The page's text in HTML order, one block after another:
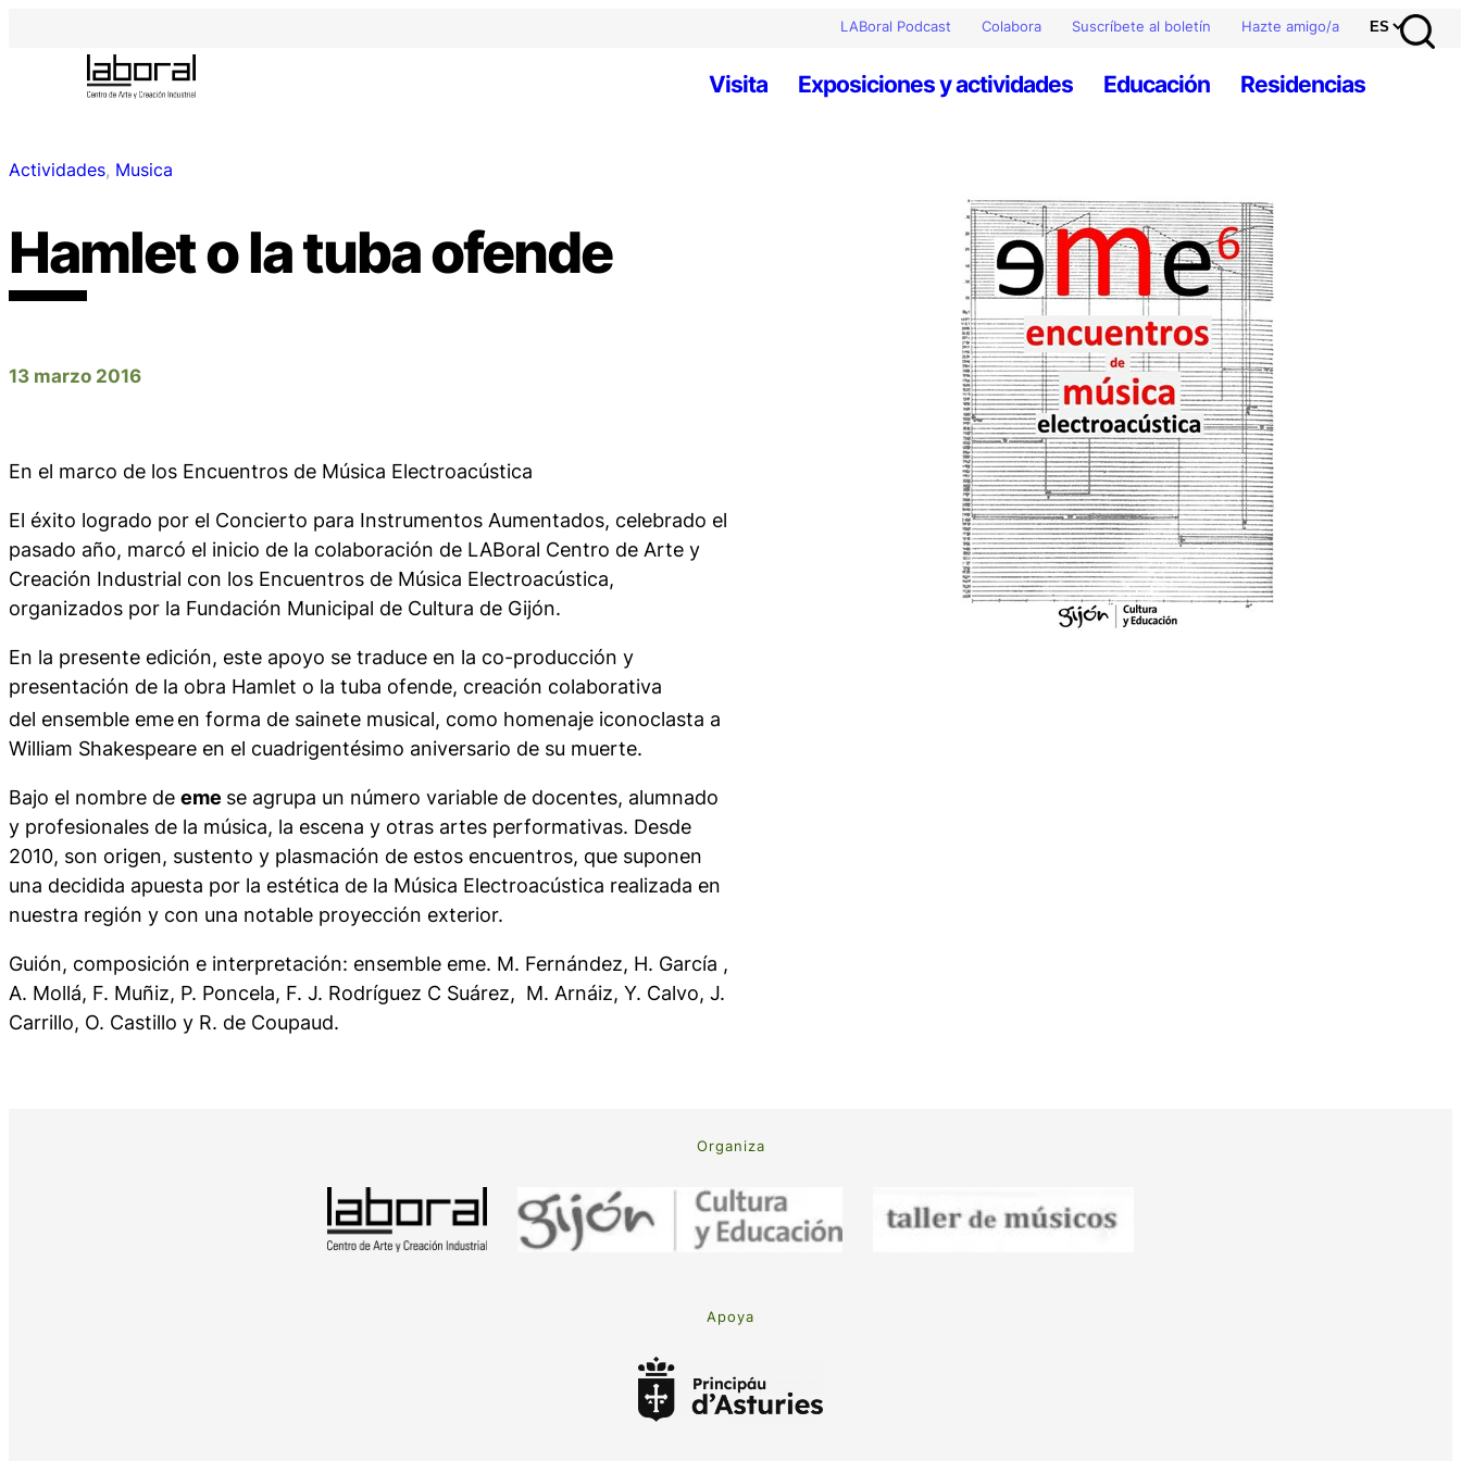
LABoral Podcast Colabora Suscríbete al boletín Hazte amigo/a
Visita Exposiciones y actividades Educación Residencias
Actividades, Musica
Hamlet o la tuba ofende
13 marzo 2016
En el marco de los Encuentros de Música Electroacústica
El éxito logrado por el Concierto para Instrumentos Aumentados, celebrado el
pasado año, marcó el inicio de la colaboración de LABoral Centro de Arte y
Creación Industrial con los Encuentros de Música Electroacústica,
organizados por la Fundación Municipal de Cultura de Gijón.
En la presente edición, este apoyo se traduce en la co-producción y
presentación de la obra Hamlet o la tuba ofende, creación colaborativa
del ensemble emeen forma de sainete musical, como homenaje iconoclasta a
William Shakespeare en el cuadrigentésimo aniversario de su muerte.
Bajo el nombre de eme se agrupa un número variable de docentes, alumnado
y profesionales de la música, la escena y otras artes performativas. Desde
2010, son origen, sustento y plasmación de estos encuentros, que suponen
una decidida apuesta por la estética de la Música Electroacústica realizada en
nuestra región y con una notable proyección exterior.
Guión, composición e interpretación: ensemble eme. M. Fernández, H. García ,
A. Mollá, F. Muñiz, P. Poncela, F. J. Rodríguez C Suárez, M. Arnáiz, Y. Calvo, J.
Carrillo, O. Castillo y R. de Coupaud.
Organiza
Apoya